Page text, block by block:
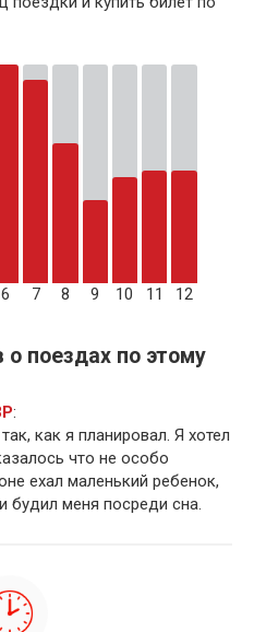
6 7 8 9 10 11 12
поездах по этому
:
как я планировал. Я хотел
что не особо
ехал маленький ребенок,
будил меня посреди сна.